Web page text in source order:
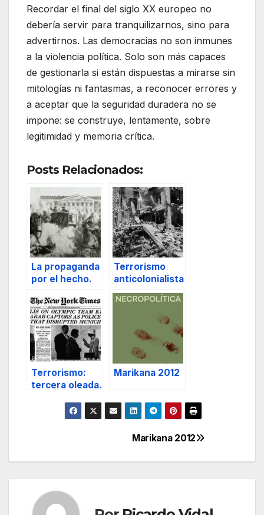
Recordar el final del siglo XX europeo no
debería servir para tranquilizarnos, sino para
advertirnos. Las democracias no son inmunes
a la violencia política. Solo son más capaces
de gestionarla si están dispuestas a mirarse sin
mitologías ni fantasmas, a reconocer errores y
a aceptar que la seguridad duradera no se
impone: se construye, lentamente, sobre
legitimidad y memoria crítica.
Posts Relacionados:
La propaganda
por el hecho.
Terrorismo
anticolonialista
.
Terrorismo:
tercera oleada.
Marikana 2012
de
entradas
Marikana 2012